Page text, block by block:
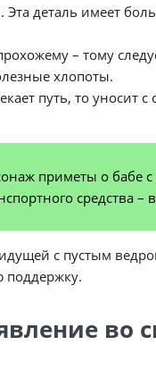
деталь имеет
– тому
хлопоты.
путь, то
приметы о бабе
средства –
с пустым
во